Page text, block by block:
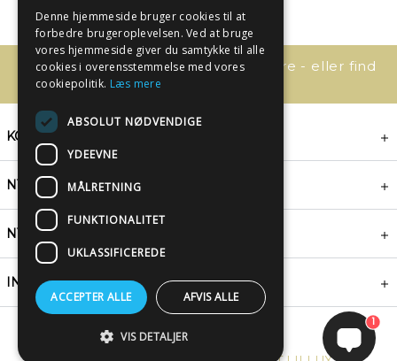
Har du spørgsmål, så kontakt os bare - eller find
svaret her:
KONTAKT
NYHEDSBREV
NYTTIGE LINKS
INSPIRATION
1
Denne hjemmeside bruger cookies til at
forbedre brugeroplevelsen. Ved at bruge
vores hjemmeside giver du samtykke til alle
cookies i overensstemmelse med vores
cookiepolitik. Læs mere
ABSOLUT NØDVENDIGE
YDEEVNE
MÅLRETNING
FUNKTIONALITET
UKLASSIFICEREDE
ACCEPTER ALLE AFVIS ALLE
VIS DETALJER